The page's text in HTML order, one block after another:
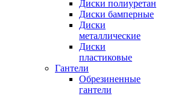
Диски полиуретан
Диски бамперные
Диски
металлические
Диски
пластиковые
Гантели
Обрезиненные
гантели